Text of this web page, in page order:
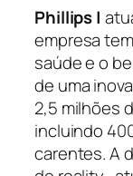
Phillips |
empresa
saúde e o
de uma
2,5 milhões
incluindo
carentes. A